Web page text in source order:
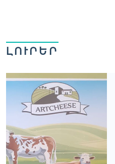
ԼՈՒՐԵՐ